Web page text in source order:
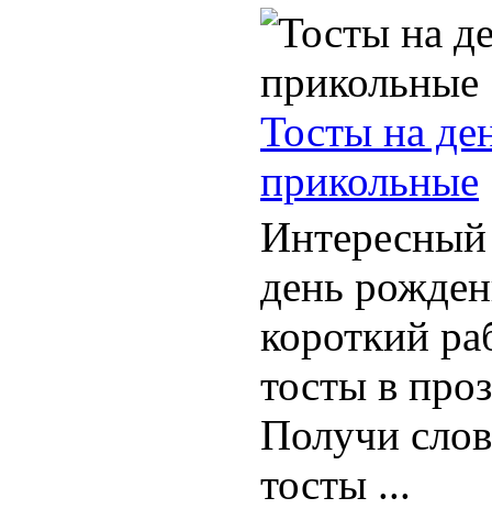
Тосты на
прикольные
Интересный
день
короткий
тосты в
Получи
тосты ...